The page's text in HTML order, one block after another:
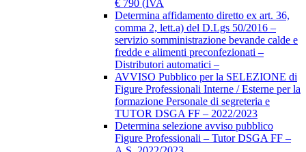
€ 790 (IVA
Determina affidamento diretto ex art. 36,
comma 2, lett.a) del D.Lgs 50/2016 –
servizio somministrazione bevande calde e
fredde e alimenti preconfezionati –
Distributori automatici –
AVVISO Pubblico per la SELEZIONE di
Figure Professionali Interne / Esterne per la
formazione Personale di segreteria e
TUTOR DSGA FF – 2022/2023
Determina selezione avviso pubblico
Figure Professionali – Tutor DSGA FF –